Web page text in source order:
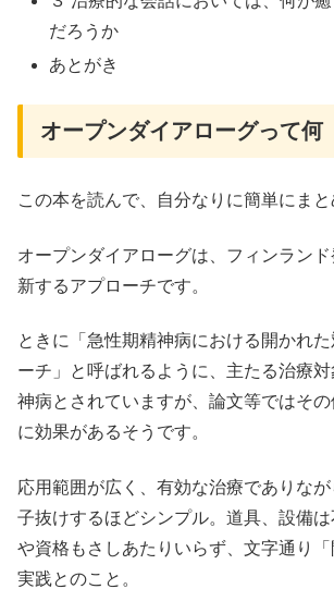
だろうか
あとがき
オープンダイアローグって何
この本を読んで、自分なりに簡単にまと
オープンダイアローグは、フィンラン
新するアプローチです。
ときに「急性期精神病における開かれ
ーチ」と呼ばれるように、主たる治療
神病とされていますが、論文等ではそ
に効果があるそうです。
応用範囲が広く、有効な治療でありな
子抜けするほどシンプル。道具、設備
や資格もさしあたりいらず、文字通り
実践とのこと。